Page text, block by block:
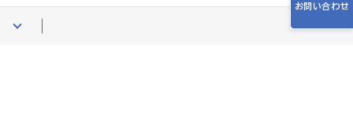
お問い合わせ